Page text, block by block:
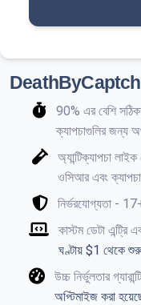
90% এর বেশি
ক্যাপচাগুলির জন্য
অ্যান্টিক্যাপচা
ওসিআর এবং ক্যাপচা
নির্ভরযোগ্যতা -
কাস্টম ডেটা এন্ট্রি
ঘণ্টায় $1 থেকে
উচ্চ নির্ভুলতার
অপ্টিমাইজ করা